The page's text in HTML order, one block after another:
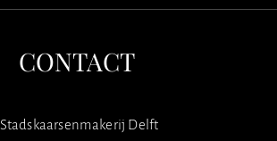
CONTACT
Stadskaarsenmakerij Delft